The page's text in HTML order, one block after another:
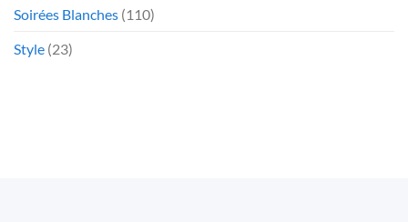
Soirées Blanches (110)
Style (23)